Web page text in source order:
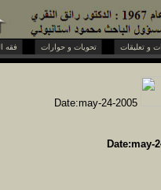
تحويات و حوارات
Date:may-24-2005